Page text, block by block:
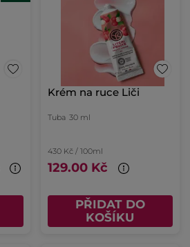
Krém na ruce Liči
Tuba 30 ml
430 Kč / 100ml
129.00 Kč
PŘIDAT DO
KOŠÍKU